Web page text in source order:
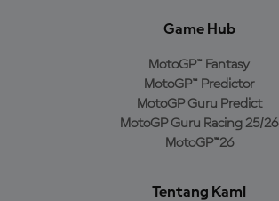
Game Hub
MotoGP™ Fantasy
MotoGP™ Predictor
MotoGP Guru Predict
MotoGP Guru Racing 25/26
MotoGP™26
Tentang Kami